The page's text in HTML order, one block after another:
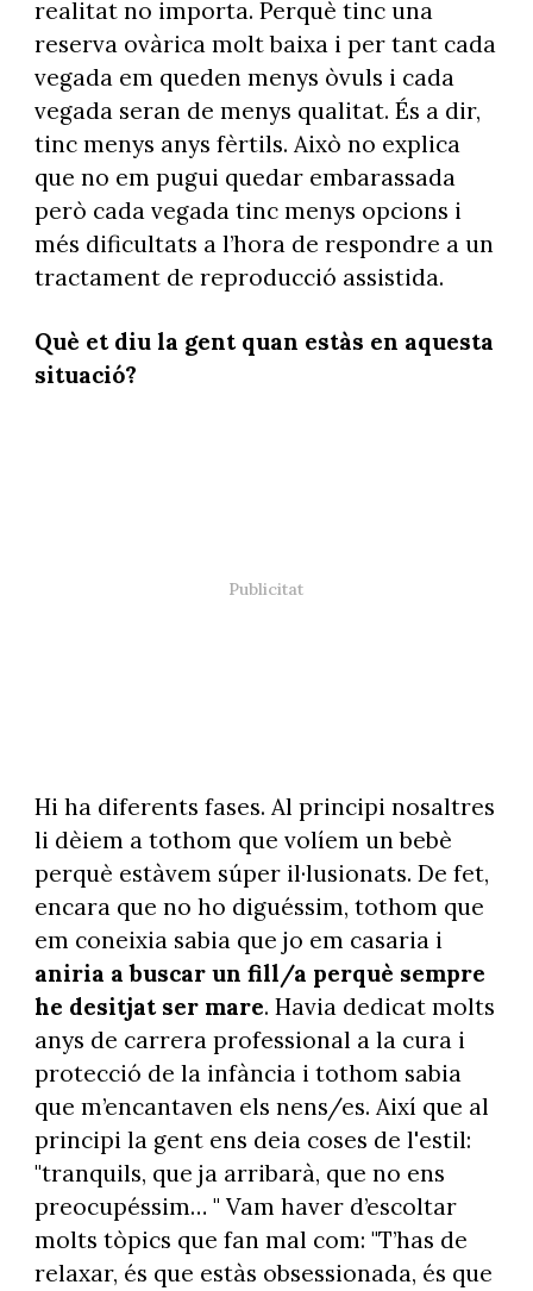
realitat no importa. Perquè tinc una
reserva ovàrica molt baixa i per tant cada
vegada em queden menys òvuls i cada
vegada seran de menys qualitat. És a dir,
tinc menys anys fèrtils. Això no explica
que no em pugui quedar embarassada
però cada vegada tinc menys opcions i
més dificultats a l’hora de respondre a un
tractament de reproducció assistida.
Què et diu la gent quan estàs en aquesta
situació?
Hi ha diferents fases. Al principi nosaltres
li dèiem a tothom que volíem un bebè
perquè estàvem súper il·lusionats. De fet,
encara que no ho diguéssim, tothom que
em coneixia sabia que jo em casaria i
aniria a buscar un fill/a perquè sempre
he desitjat ser mare. Havia dedicat molts
anys de carrera professional a la cura i
protecció de la infància i tothom sabia
que m’encantaven els nens/es. Així que al
principi la gent ens deia coses de l'estil:
"tranquils, que ja arribarà, que no ens
preocupéssim… " Vam haver d’escoltar
molts tòpics que fan mal com: "T’has de
relaxar, és que estàs obsessionada, és que